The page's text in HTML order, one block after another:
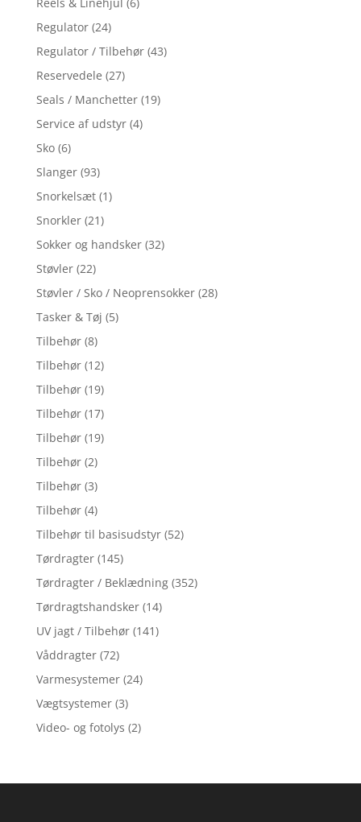
Regulator (24)
Regulator / Tilbehør (43)
Reservedele (27)
Seals / Manchetter (19)
Service af udstyr (4)
Sko (6)
Slanger (93)
Snorkelsæt (1)
Snorkler (21)
Sokker og handsker (32)
Støvler (22)
Støvler / Sko / Neoprensokker (28)
Tasker & Tøj (5)
Tilbehør (8)
Tilbehør (12)
Tilbehør (19)
Tilbehør (17)
Tilbehør (19)
Tilbehør (2)
Tilbehør (3)
Tilbehør (4)
Tilbehør til basisudstyr (52)
Tørdragter (145)
Tørdragter / Beklædning (352)
Tørdragtshandsker (14)
UV jagt / Tilbehør (141)
Våddragter (72)
Varmesystemer (24)
Vægtsystemer (3)
Video- og fotolys (2)